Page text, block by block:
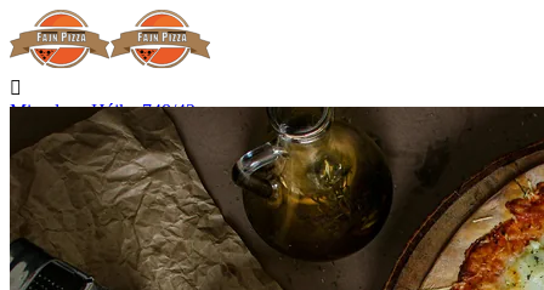

Miroslava Hájka 748/42
Hradec Králové
Nerozváží
